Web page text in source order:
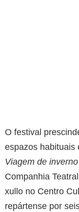
O festival
espazos habituais
Viagem de inverno
Companhia
xullo no Centro
repártense por